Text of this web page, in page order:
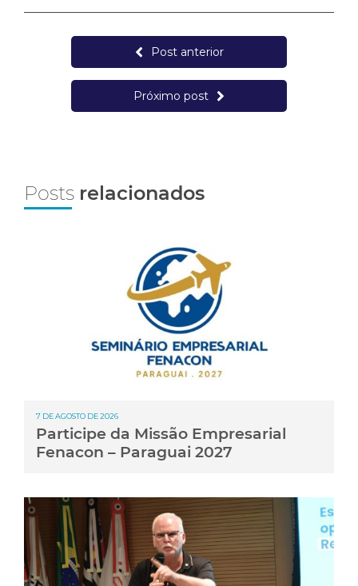
Post anterior
Próximo post
Posts relacionados
7 DE AGOSTO DE 2026
Participe da Missão Empresarial
Fenacon – Paraguai 2027